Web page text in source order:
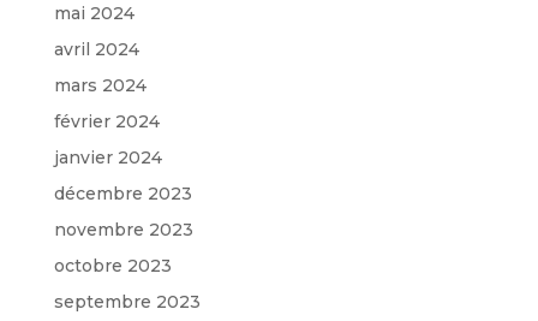
mai 2024
avril 2024
mars 2024
février 2024
janvier 2024
décembre 2023
novembre 2023
octobre 2023
septembre 2023